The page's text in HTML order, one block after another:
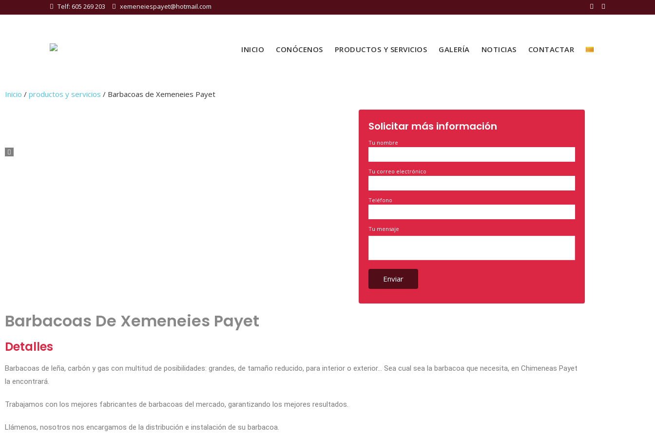
Telf: 605 269 203 xemeneiespayet@hotmail.com
INICIO CONÓCENOS PRODUCTOS Y SERVICIOS GALERÍA NOTICIAS CONTACTAR
Inicio / productos y servicios / Barbacoas de Xemeneies Payet
Solicitar más información
Tu nombre
Tu correo electrónico
Teléfono
Tu mensaje
Barbacoas De Xemeneies Payet
Detalles
Barbacoas de leña, carbón y gas con multitud de posibilidades: grandes, de tamaño reducido, para interior o exterior… Sea cual sea la barbacoa que necesita, en Chimeneas Payet
la encontrará.
Trabajamos con los mejores fabricantes de barbacoas del mercado, garantizando los mejores resultados.
Llámenos, nosotros nos encargamos de la distribución e instalación de su barbacoa.